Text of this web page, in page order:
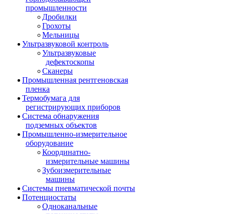
промышленности
Дробилки
Грохоты
Мельницы
Ультразвуковой контроль
Ультразвуковые
дефектоскопы
Сканеры
Промышленная рентгеновская
пленка
Термобумага для
регистрирующих приборов
Система обнаружения
подземных объектов
Промышленно-измерительное
оборудование
Координатно-
измерительные машины
Зубоизмерительные
машины
Системы пневматической почты
Потенциостаты
Одноканальные